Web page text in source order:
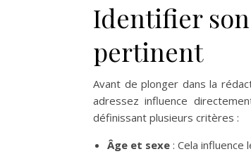
Identifier
pertinent
Avant de plonger dans la
adressez influence
définissant plusieurs critères :
Âge et sexe : Cela